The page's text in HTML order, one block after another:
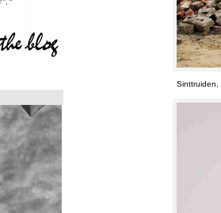
Sinttruiden,